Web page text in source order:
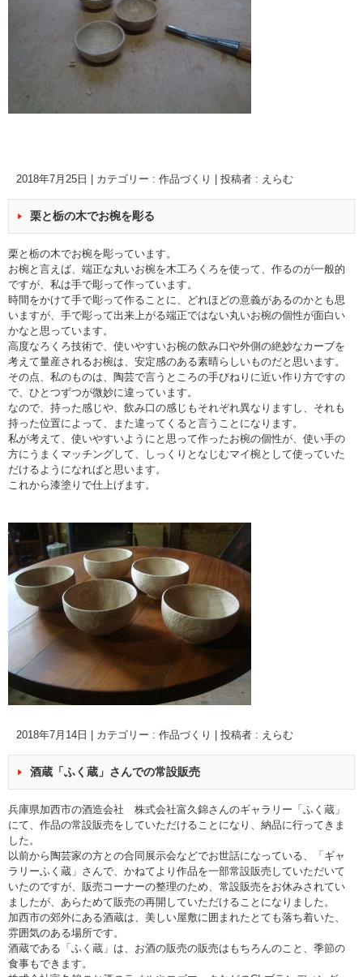
2018年7月25日 カテゴリー : 作品づくり 投稿者 : えらむ
栗と栃の木でお椀を彫る
栗と栃の木でお椀を彫っています。
お椀と言えば、端正な丸いお椀を木工ろくろを使って、作るのが一般的
ですが、私は手で彫って作っています。
時間をかけて手で彫って作ることに、どれほどの意義があるのかとも思
いますが、手で彫って出来上がる端正ではない丸いお椀の個性が面白い
かなと思っています。
高度なろくろ技術で、使いやすいお椀の飲み口や外側の絶妙なカーブを
考えて量産されるお椀は、安定感のある素晴らしいものだと思います。
その点、私のものは、陶芸で言うところの手びねりに近い作り方ですの
で、ひとつずつが微妙に違っています。
なので、持った感じや、飲み口の感じもそれぞれ異なりますし、それも
持った位置によって、また違ってくると言うことになります。
私が考えて、使いやすいようにと思って作ったお椀の個性が、使い手の
方にうまくマッチングして、しっくりとなじむマイ椀として使っていた
だけるようになればと思います。
これから漆塗りで仕上げます。
2018年7月14日 カテゴリー : 作品づくり 投稿者 : えらむ
酒蔵「ふく蔵」さんでの常設販売
兵庫県加西市の酒造会社 株式会社富久錦さんのギャラリー「ふく蔵」
にて、作品の常設販売をしていただけることになり、納品に行ってきま
した。
以前から陶芸家の方との合同展示会などでお世話になっている、「ギャ
ラリーふく蔵」さんで、かねてより作品を一部常設販売していただいて
いたのですが、販売コーナーの整理のため、常設販売をお休みされてい
ましたが、あらためて販売の再開していただけることになりました。
加西市の郊外にある酒蔵は、美しい屋敷に囲まれたとても落ち着いた、
雰囲気のある場所です。
酒蔵である「ふく蔵」は、お酒の販売の販売はもちろんのこと、季節の
食事もできます。